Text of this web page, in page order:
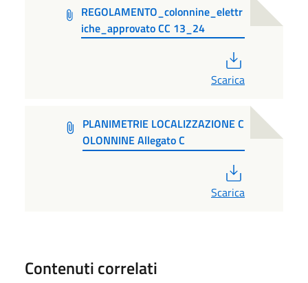
REGOLAMENTO_colonnine_elettr
iche_approvato CC 13_24
Scarica
PLANIMETRIE LOCALIZZAZIONE C
OLONNINE Allegato C
Scarica
Contenuti correlati